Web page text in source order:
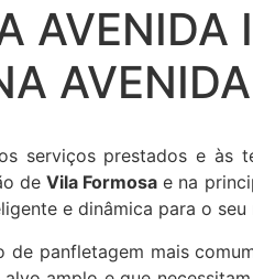
AVENIDA
serviços prestados e às
de Vila Formosae na
e dinâmica para o seu
de panfletagem mais